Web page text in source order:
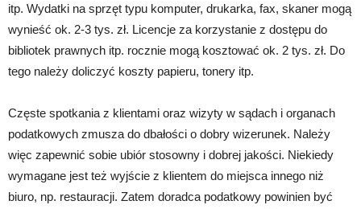
itp. Wydatki na sprzęt typu komputer, drukarka, fax, skaner mogą
wynieść ok. 2-3 tys. zł. Licencje za korzystanie z dostępu do
bibliotek prawnych itp. rocznie mogą kosztować ok. 2 tys. zł. Do
tego należy doliczyć koszty papieru, tonery itp.
Częste spotkania z klientami oraz wizyty w sądach i organach
podatkowych zmusza do dbałości o dobry wizerunek. Należy
więc zapewnić sobie ubiór stosowny i dobrej jakości. Niekiedy
wymagane jest też wyjście z klientem do miejsca innego niż
biuro, np. restauracji. Zatem doradca podatkowy powinien być